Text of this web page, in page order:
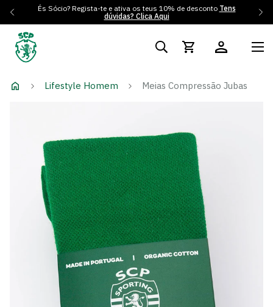
És Sócio? Regista-te e ativa os teus 10% de desconto Tens
dúvidas? Clica Aqui
Lifestyle Homem Meias Compressão Jubas